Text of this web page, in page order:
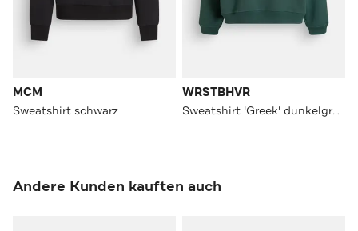
MCM
Sweatshirt schwarz
WRSTBHVR
Sweatshirt 'Greek' dunkelgrün
Andere Kunden kauften auch